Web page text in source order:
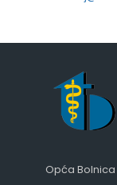
Opća Bolnica